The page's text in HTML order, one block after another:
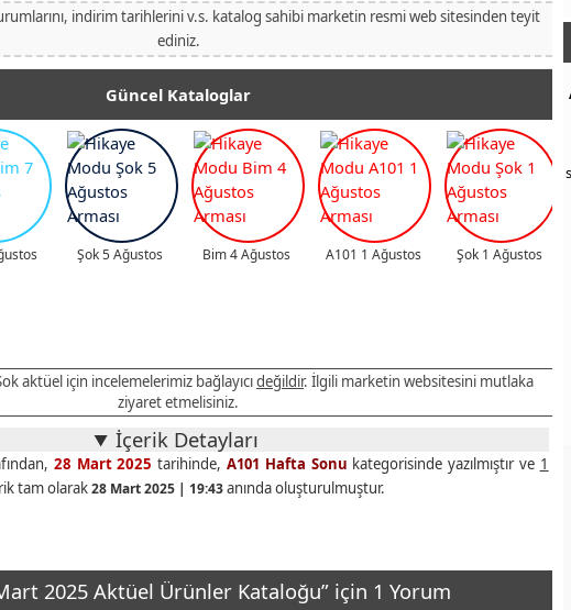
indirim tarihlerini v.s. katalog sahibi marketin resmi web sitesinden teyit
ediniz.
Güncel Kataloglar
Şok 5 Ağustos Bim 4 Ağustos A101 1 Ağustos Şok 1 Ağustos
aktüel için incelemelerimiz bağlayıcıdeğildir. İlgili marketin websitesini mutlaka
ziyaret etmelisiniz.
İçerik Detayları
28 Mart 2025 tarihinde, A101 Hafta Sonu kategorisinde yazılmıştır ve 1
tam olarak28 Mart 2025 | 19:43anında oluşturulmuştur.
2025 Aktüel Ürünler Kataloğu” için 1 Yorum